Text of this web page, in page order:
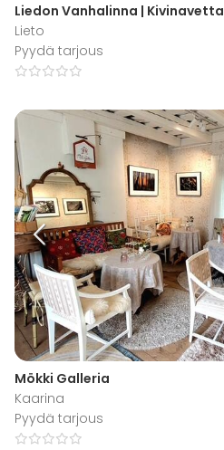
Liedon Vanhalinna | Kivinavetta
Lieto
Pyydä tarjous
Mökki Galleria
Kaarina
Pyydä tarjous